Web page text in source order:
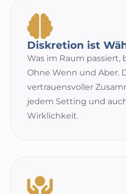
Diskretion ist
Was im Raum passiert,
Ohne Wenn und Aber.
vertrauensvoller
jedem Setting und
Wirklichkeit.